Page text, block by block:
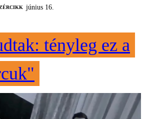
június 16.
tényleg ez a